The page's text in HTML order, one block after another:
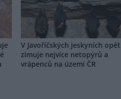
V Javoříčských jeskyních opět
zimuje nejvíce netopýrů a
vrápenců na území ČR